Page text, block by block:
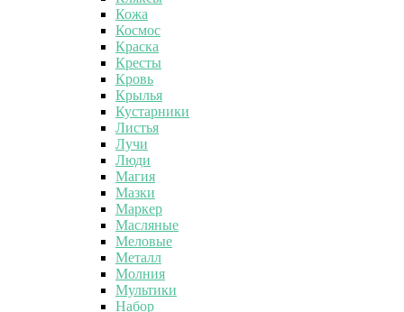
Кожа
Космос
Краска
Кресты
Кровь
Крылья
Кустарники
Листья
Лучи
Люди
Магия
Мазки
Маркер
Масляные
Меловые
Металл
Молния
Мультики
Набор